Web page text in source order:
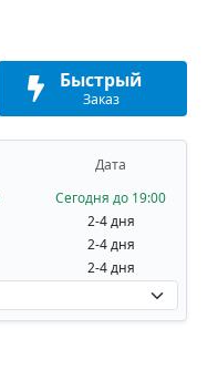
Быстрый
Заказ
Дата
Сегодня до 19:00
2-4 дня
2-4 дня
2-4 дня